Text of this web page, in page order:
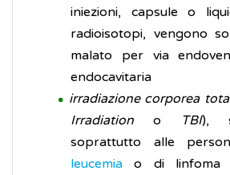
iniezioni, capsule o
radioisotopi, vengono
malato per via
endocavitaria
irradiazione corporea
Irradiationo TBI),
soprattutto alle
leucemia o di linfoma